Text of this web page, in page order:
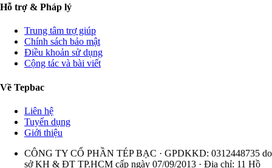
Hỗ trợ & Pháp lý
Trung tâm trợ giúp
Chính sách bảo mật
Điều khoản sử dụng
Cộng tác và bài viết
Về Tepbac
Liên hệ
Tuyển dụng
Giới thiệu
CÔNG TY CỔ PHẦN TÉP BẠC · GPDKKD: 0312448735 do
sở KH & ĐT TP.HCM cấp ngày 07/09/2013 · Địa chỉ: 11 Hồ